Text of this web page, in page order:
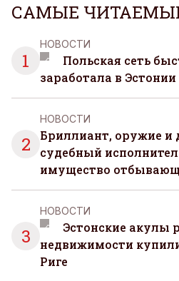
САМЫЕ
1
НОВОСТИ
Польская сеть
заработала в
2
НОВОСТИ
Бриллиант, оружие и
судебный
имущество
3
НОВОСТИ
Эстонские акулы
недвижимости
Риге